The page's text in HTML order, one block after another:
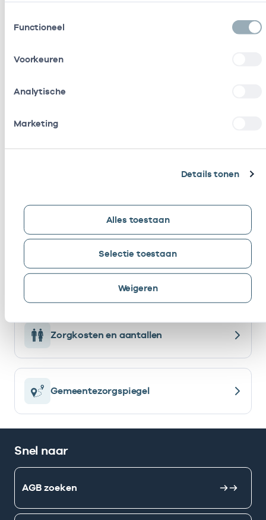
Functioneel
Voorkeuren
Analytische
Marketing
Details tonen
Alles toestaan
Selectie toestaan
Weigeren
Aanvullende informatie
Spreadsheet zorgsoort en specialismen in
Bekijk ook
Zorgkosten en aantallen
Gemeentezorgspiegel
Snel naar
AGB zoeken